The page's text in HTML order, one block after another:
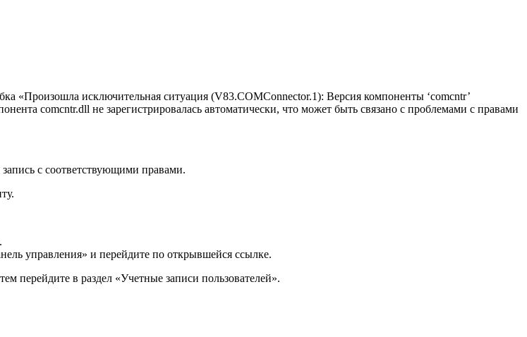
«Произошла исключительная ситуация (V83.COMConnector.1): Версия компоненты ‘comcntr’
comcntr.dll не зарегистрировалась автоматически, что может быть связано с проблемами с правами
с соответствующими правами.
управления» и перейдите по открывшейся ссылке.
перейдите в раздел «Учетные записи пользователей».